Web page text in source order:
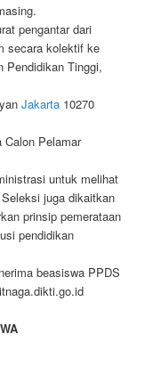
pengantar dari
secara kolektif ke
Pendidikan Tinggi,
Jakarta10270
Pelamar
untuk melihat
juga dikaitkan
prinsip pemerataan
pendidikan
beasiswa PPDS